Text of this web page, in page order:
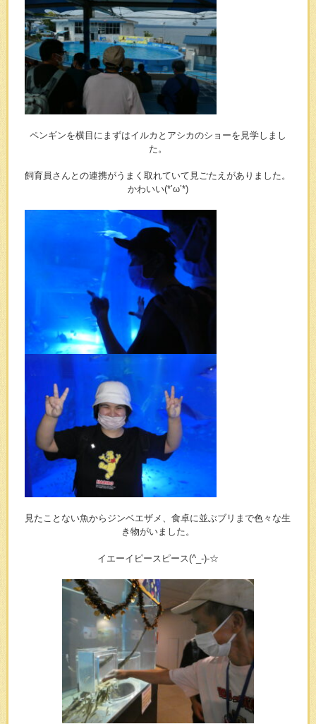
ペンギンを横目にまずはイルカとアシカのショーを見学しまし
た。
飼育員さんとの連携がうまく取れていて見ごたえがありました。
かわいい(*’ω’*)
見たことない魚からジンベエザメ、食卓に並ぶブリまで色々な生
き物がいました。
イエーイピースピース(^_-)-☆